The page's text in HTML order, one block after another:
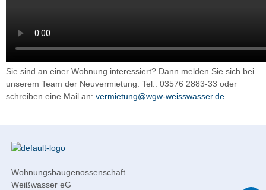
Sie sind an einer Wohnung interessiert? Dann melden Sie sich bei
unserem Team der Neuvermietung: Tel.: 03576 2883-33 oder
schreiben eine Mail an: vermietung@wgw-weisswasser.de
Wohnungsbaugenossenschaft
Weißwasser eG